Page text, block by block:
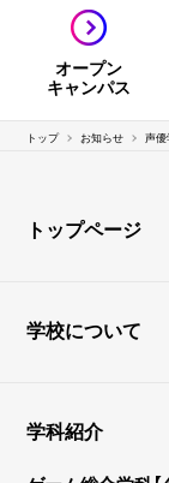
オープン
キャンパス
トップ お知らせ 声
トップページ
学校について
学科紹介